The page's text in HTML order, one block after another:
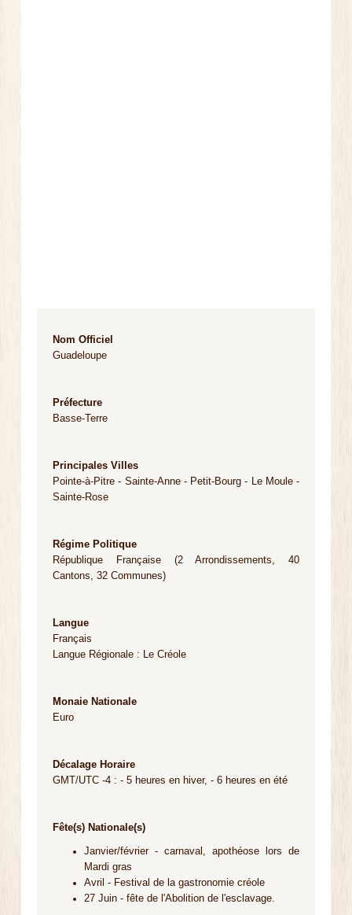
Nom Officiel
Guadeloupe
Préfecture
Basse-Terre
Principales Villes
Pointe-à-Pitre - Sainte-Anne - Petit-Bourg - Le Moule -
Sainte-Rose
Régime Politique
République Française (2 Arrondissements, 40
Cantons, 32 Communes)
Langue
Français
Langue Régionale : Le Créole
Monaie Nationale
Euro
Décalage Horaire
GMT/UTC -4 : - 5 heures en hiver, - 6 heures en été
Fête(s) Nationale(s)
Janvier/février - carnaval, apothéose lors de
Mardi gras
Avril - Festival de la gastronomie créole
27 Juin - fête de l'Abolition de l'esclavage.